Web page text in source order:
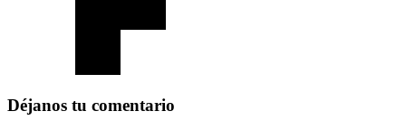
Déjanos tu comentario